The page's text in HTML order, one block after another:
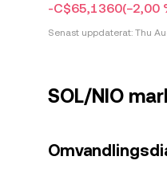
-C$65,1360(−2,00
Senast uppdaterat: Thu
SOL/NIO